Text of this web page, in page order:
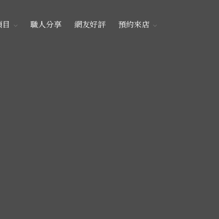
職人分享 網友好評 預約來店